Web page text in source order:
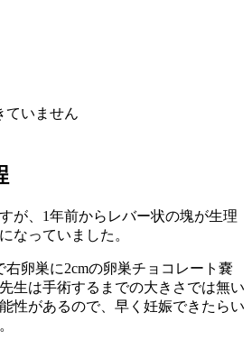
ていません
が、1年前からレバー状の塊が生理
なっていました。
右卵巣に2cmの卵巣チョコレート嚢
生は手術するまでの大きさでは無い
性があるので、早く妊娠できたらい